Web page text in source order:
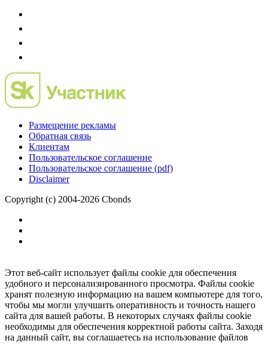
Размещение рекламы
Обратная связь
Клиентам
Пользовательское соглашение
Пользовательское соглашение (pdf)
Disclaimer
Copyright (c) 2004-2026 Cbonds
Этот веб-сайт использует файлы cookie для обеспечения
удобного и персонализированного просмотра. Файлы cookie
хранят полезную информацию на вашем компьютере для того,
чтобы мы могли улучшить оперативность и точность нашего
сайта для вашей работы. В некоторых случаях файлы cookie
необходимы для обеспечения корректной работы сайта. Заходя
на данный сайт, вы соглашаетесь на использование файлов